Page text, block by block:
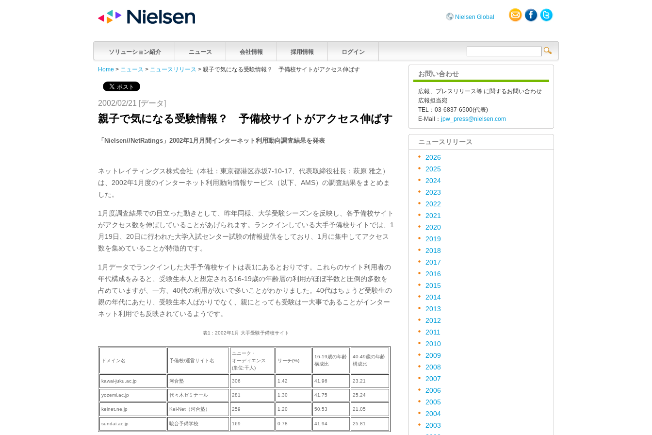
Nielsen Global
ソリューション紹介 ニュース 会社情報 採用情報 ログイン
Home > ニュース > ニュースリリース > 親子で気になる受験情報？ 予備校サイトがアクセス伸ばす
2002/02/21 [データ]
親子で気になる受験情報？ 予備校サイトがアクセス伸ばす
「Nielsen//NetRatings」2002年1月月間インターネット利用動向調査結果を発表
ネットレイティングス株式会社（本社：東京都港区赤坂7-10-17、代表取締役社長：萩原 雅之）
は、2002年1月度のインターネット利用動向情報サービス（以下、AMS）の調査結果をまとめま
した。
1月度調査結果での目立った動きとして、昨年同様、大学受験シーズンを反映し、各予備校サイト
がアクセス数を伸ばしていることがあげられます。ランクインしている大手予備校サイトでは、1
月19日、20日に行われた大学入試センター試験の情報提供をしており、1月に集中してアクセス
数を集めていることが特徴的です。
1月データでランクインした大手予備校サイトは表1にあるとおりです。これらのサイト利用者の
年代構成をみると、受験生本人と想定される16-19歳の年齢層の利用がほぼ半数と圧倒的多数を
占めていますが、一方、40代の利用が次いで多いことがわかりました。40代はちょうど受験生の
親の年代にあたり、受験生本人ばかりでなく、親にとっても受験は一大事であることがインター
ネット利用でも反映されているようです。
表1 : 2002年1月 大手受験予備校サイト
ドメイン名 予備校/運営サイト名
ユニーク・
オーディエンス
(単位:千人)
リーチ(%)
16-19歳の年齢
構成比
40-49歳の年齢
構成比
kawai-juku.ac.jp 河合塾 306 1.42 41.96 23.21
yozemi.ac.jp 代々木ゼミナール 281 1.30 41.75 25.24
keinet.ne.jp Kei-Net（河合塾） 259 1.20 50.53 21.05
sundai.ac.jp 駿台予備学校 169 0.78 41.94 25.81
お問い合わせ
広報、プレスリリース等 に関するお問い合わせ
広報担当宛
TEL：03-6837-6500(代表)
E-Mail： jpw_press@nielsen.com
ニュースリリース
2026
2025
2024
2023
2022
2021
2020
2019
2018
2017
2016
2015
2014
2013
2012
2011
2010
2009
2008
2007
2006
2005
2004
2003